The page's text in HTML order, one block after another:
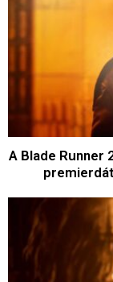
A Blade